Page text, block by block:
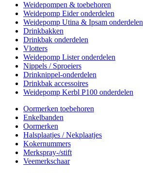
Weidepompen & toebehoren
Weidepomp Eider onderdelen
Weidepomp Utina & Ipsam onderdelen
Drinkbakken
Drinkbak onderdelen
Vlotters
Weidepomp Lister onderdelen
Nippels / Sproeiers
Drinknippel-onderdelen
Drinkbak accessoires
Weidepomp Kerbl P100 onderdelen
Oormerken toebehoren
Enkelbanden
Oormerken
Halsplaatjes / Nekplaatjes
Kokernummers
Merkspray-/stift
Veemerkschaar